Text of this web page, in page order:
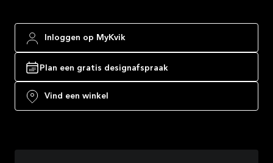
Inloggen op MyKvik
Plan een gratis designafspraak
Vind een winkel